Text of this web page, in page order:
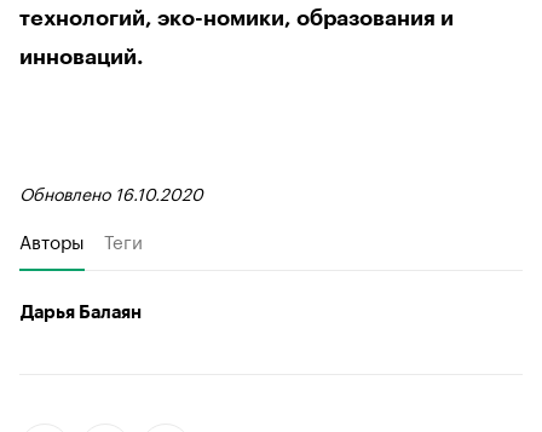
технологий, эко-номики, образования и
инноваций.
Обновлено 16.10.2020
Авторы Теги
Дарья Балаян